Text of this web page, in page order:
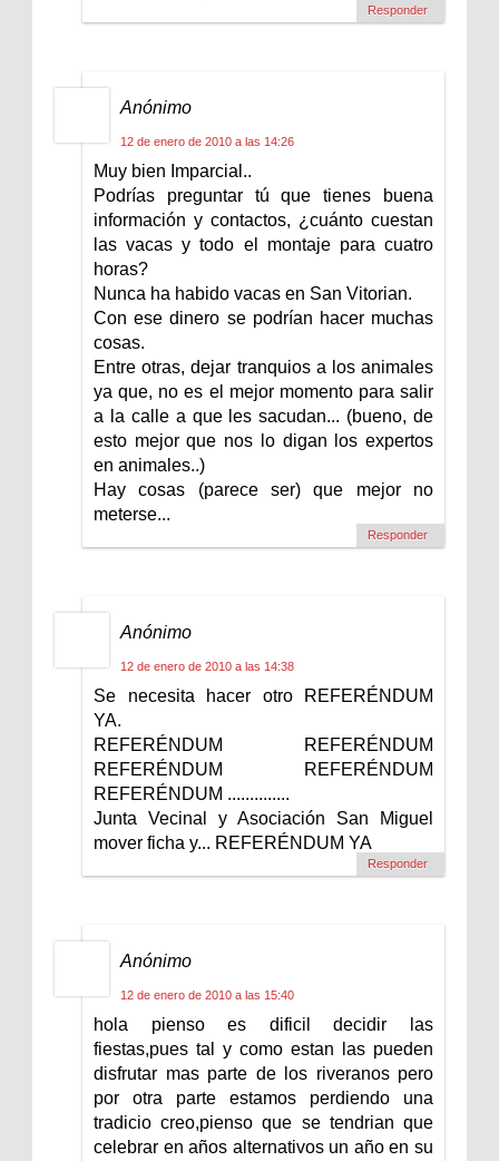
Responder
Anónimo
12 de enero de 2010 a las 14:26
Muy bien Imparcial..
Podrías preguntar tú que tienes buena
información y contactos, ¿cuánto cuestan
las vacas y todo el montaje para cuatro
horas?
Nunca ha habido vacas en San Vitorian.
Con ese dinero se podrían hacer muchas
cosas.
Entre otras, dejar tranquios a los animales
ya que, no es el mejor momento para salir
a la calle a que les sacudan... (bueno, de
esto mejor que nos lo digan los expertos
en animales..)
Hay cosas (parece ser) que mejor no
meterse...
Responder
Anónimo
12 de enero de 2010 a las 14:38
Se necesita hacer otro REFERÉNDUM
YA.
REFERÉNDUM REFERÉNDUM
REFERÉNDUM REFERÉNDUM
REFERÉNDUM ..............
Junta Vecinal y Asociación San Miguel
mover ficha y... REFERÉNDUM YA
Responder
Anónimo
12 de enero de 2010 a las 15:40
hola pienso es dificil decidir las
fiestas,pues tal y como estan las pueden
disfrutar mas parte de los riveranos pero
por otra parte estamos perdiendo una
tradicio creo,pienso que se tendrian que
celebrar en años alternativos un año en su